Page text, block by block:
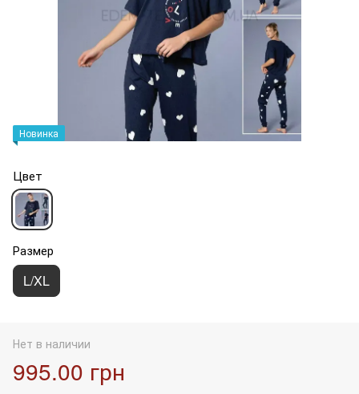
Новинка
Цвет
Размер
L/XL
Нет в наличии
995.00 грн